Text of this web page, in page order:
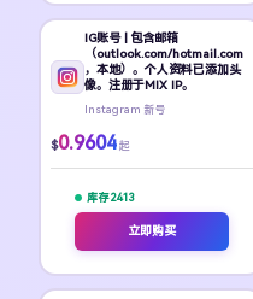
IG账号 | 包含邮箱
（outlook.com/hotmail.com
，本地）。个人资料已添加头
像。注册于MIX IP。
Instagram 新号
$0.9604 起
库存 2413
立即购买